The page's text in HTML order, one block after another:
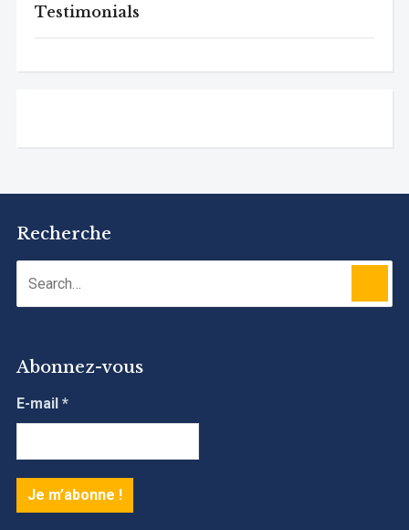
Testimonials
Recherche
Abonnez-vous
E-mail *